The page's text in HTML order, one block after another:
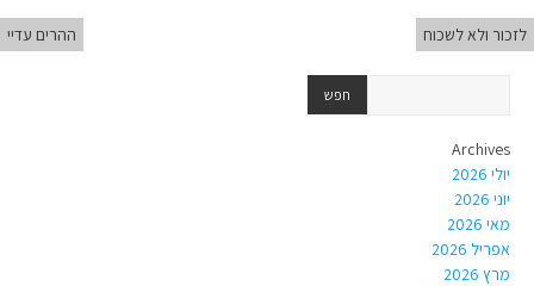
לזכור ולא לשכוח ההרים עדיי
Archives
יולי 2026
יוני 2026
מאי 2026
אפריל 2026
מרץ 2026